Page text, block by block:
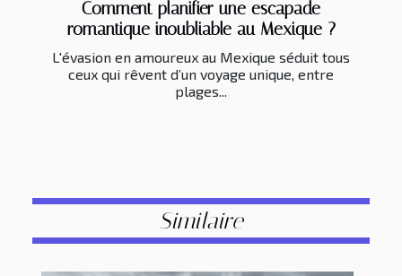
Comment planifier une escapade
romantique inoubliable au Mexique ?
L'évasion en amoureux au Mexique séduit tous
ceux qui rêvent d’un voyage unique, entre
plages...
Similaire